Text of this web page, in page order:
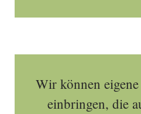
Wir können
einbringen, die